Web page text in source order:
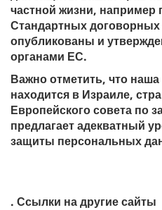
частной жизни, например
Стандартных
опубликованы и
органами ЕС.
Важно отметить, что
находится в Израиле,
Европейского совета по
предлагает адекватный
защиты персональных
. Ссылки на другие сайты